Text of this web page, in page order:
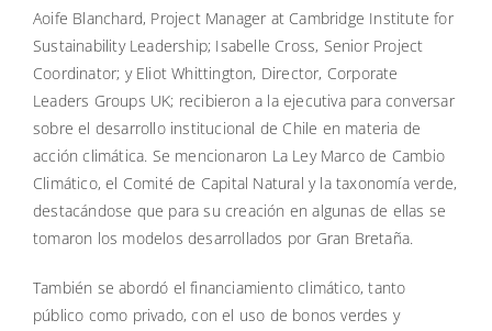
Aoife Blanchard, Project Manager at Cambridge Institute for
Sustainability Leadership; Isabelle Cross, Senior Project
Coordinator; y Eliot Whittington, Director, Corporate
Leaders Groups UK; recibieron a la ejecutiva para conversar
sobre el desarrollo institucional de Chile en materia de
acción climática. Se mencionaron La Ley Marco de Cambio
Climático, el Comité de Capital Natural y la taxonomía verde,
destacándose que para su creación en algunas de ellas se
tomaron los modelos desarrollados por Gran Bretaña.
También se abordó el financiamiento climático, tanto
público como privado, con el uso de bonos verdes y